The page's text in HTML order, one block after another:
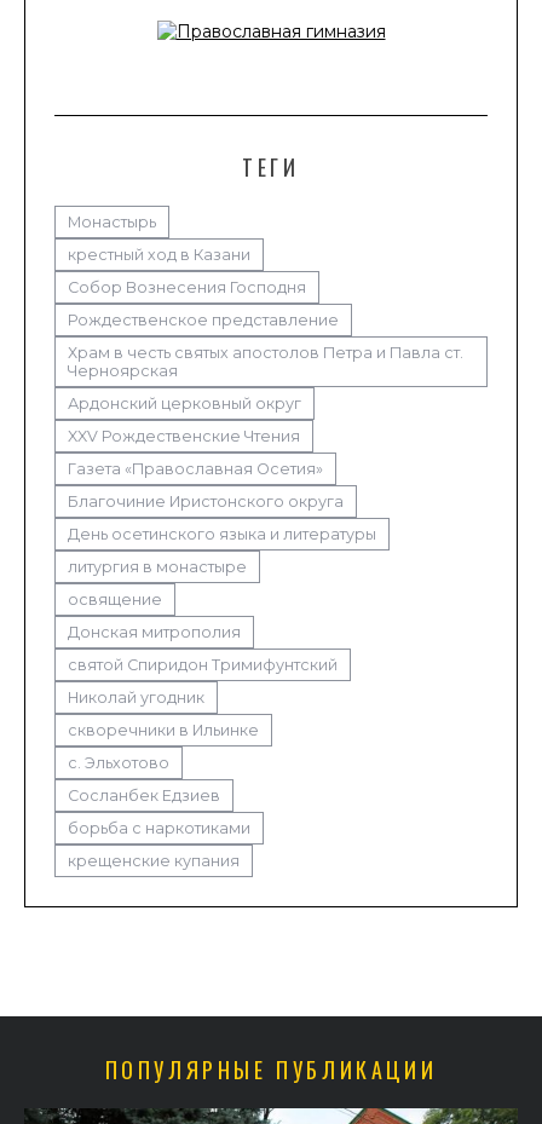
ТЕГИ
Монастырь
крестный ход в Казани
Собор Вознесения Господня
Рождественское представление
Храм в честь святых апостолов Петра и Павла ст.
Черноярская
Ардонский церковный округ
XXV Рождественские Чтения
Газета «Православная Осетия»
Благочиние Иристонского округа
День осетинского языка и литературы
литургия в монастыре
освящение
Донская митрополия
святой Спиридон Тримифунтский
Николай угодник
скворечники в Ильинке
с. Эльхотово
Сосланбек Едзиев
борьба с наркотиками
крещенские купания
ПОПУЛЯРНЫЕ ПУБЛИКАЦИИ